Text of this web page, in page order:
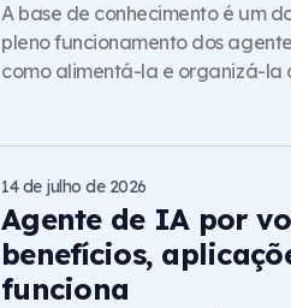
A base de conhecimento é um
pleno funcionamento dos
como alimentá-la e organizá-la
Agente de IA por
benefícios,
funciona
14 de julho de 2026